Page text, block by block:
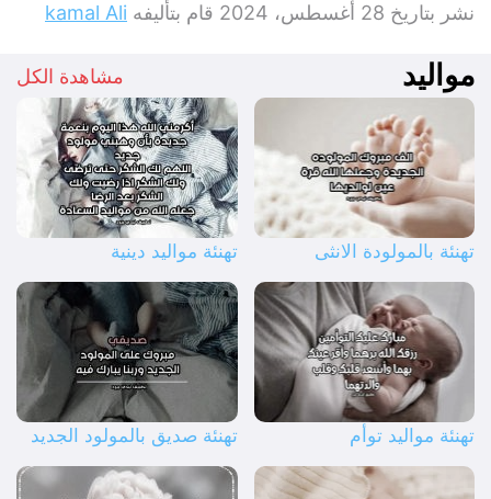
نشر بتاريخ 28 أغسطس، 2024 قام بتأليفه kamal Ali
مواليد مشاهدة الكل
تهنئة بالمولودة الانثى تهنئة مواليد دينية
تهنئة مواليد توأم تهنئة صديق بالمولود الجديد